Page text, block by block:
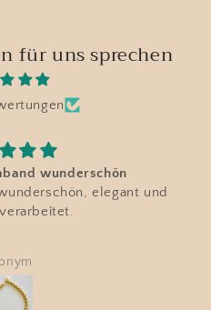
für uns sprechen
wunderschön
elegant und